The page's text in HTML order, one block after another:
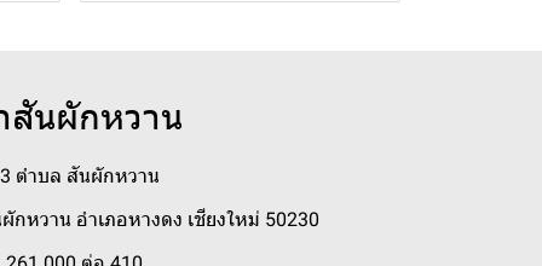
สันผักหวาน
ตำบล สันผักหวาน
กหวาน อำเภอหางดง เชียงใหม่ 50230